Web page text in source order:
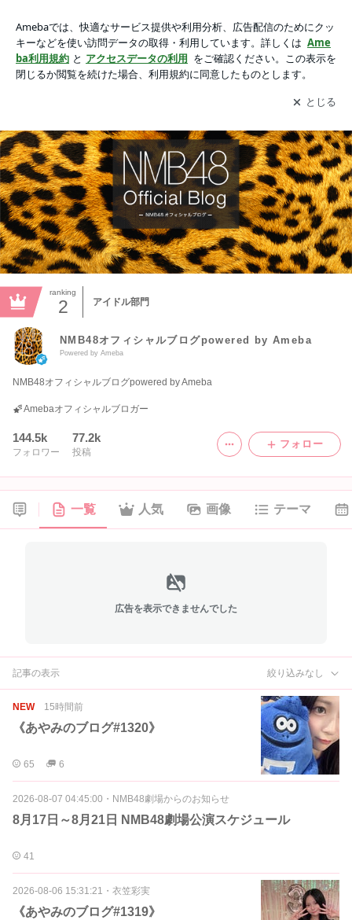
アプリをダウンロードして ブログの更新通知
を受け取りまし
ょう。
開く
ranking
2 アイドル部門
NMB48オフィシャルブログpowered by Ameba
Powered by Ameba
NMB48オフィシャルブログpowered by Ameba
Amebaオフィシャルブロガー
144.5k
フォロワー
77.2k
投稿
フォロー
一覧 人気 画像 テーマ
広告を表示できませんでした
記事の表示 絞り込みなし
NEW 15時間前
《あやみのブログ#1320》
65 6
2026-08-07 04:45:00 ・ NMB48劇場からのお知らせ
8月17日～8月21日 NMB48劇場公演スケジュール
41
2026-08-06 15:31:21 ・ 衣笠彩実
《あやみのブログ#1319》